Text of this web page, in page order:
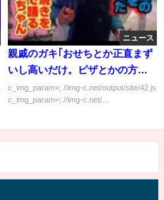
ニュース
親戚のガキ｢おせちとか正直まず
いし高いだけ。ピザとかの方が
嬉しい｣ ワイ｢ガキが……｣
c_img_param=; //img-c.net/output/site/42.js
c_img_param=; //img-c.net/...